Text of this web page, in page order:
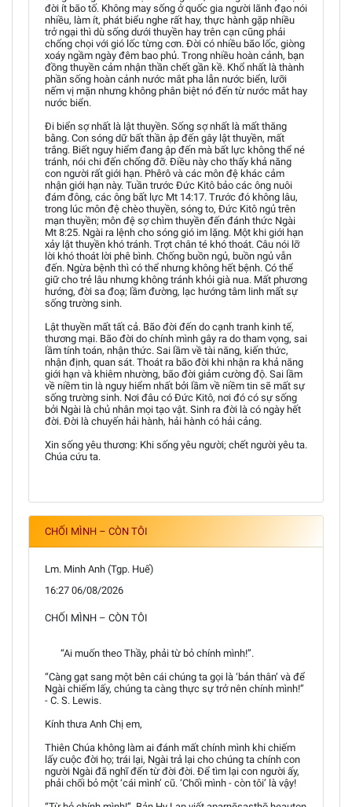
đời ít bão tố. Không may sống ở quốc gia người lãnh đạo nói
nhiều, làm ít, phát biểu nghe rất hay, thực hành gặp nhiều
trở ngại thì dù sống dưới thuyền hay trên cạn cũng phải
chống chọi với gió lốc từng cơn. Đời có nhiều bão lốc, giòng
xoáy ngầm ngày đêm bao phủ. Trong nhiều hoàn cảnh, bạn
đồng thuyền cảm nhận thần chết gần kề. Khổ nhất là thành
phần sống hoàn cảnh nước mắt pha lẫn nước biển, lưỡi
nếm vị mặn nhưng không phân biệt nó đến từ nước mắt hay
nước biển.
Đi biển sợ nhất là lật thuyền. Sống sợ nhất là mất thăng
bằng. Con sóng dữ bất thần ập đến gây lật thuyền, mất
trắng. Biết nguy hiểm đang ập đến mà bất lực không thể né
tránh, nói chi đến chống đỡ. Điều này cho thấy khả năng
con người rất giới hạn. Phêrô và các môn đệ khác cảm
nhận giới hạn này. Tuần trước Đức Kitô bảo các ông nuôi
đám đông, các ông bất lực Mt 14:17. Trước đó không lâu,
trong lúc môn đệ chèo thuyền, sóng to, Đức Kitô ngủ trên
mạn thuyền; môn đệ sợ chìm thuyền đến đánh thức Ngài
Mt 8:25. Ngài ra lệnh cho sóng gió im lặng. Một khi giới hạn
xảy lật thuyền khó tránh. Trợt chân té khó thoát. Câu nói lỡ
lời khó thoát lời phê bình. Chống buồn ngủ, buồn ngủ vẫn
đến. Ngừa bệnh thì có thể nhưng không hết bệnh. Có thể
giữ cho trẻ lâu nhưng không tránh khỏi già nua. Mất phương
hướng, đời sa đoạ; lầm đường, lạc hướng tâm linh mất sự
sống trường sinh.
Lật thuyền mất tất cả. Bão đời đến do cạnh tranh kinh tế,
thương mại. Bão đời do chính mình gây ra do tham vọng, sai
lầm tính toán, nhận thức. Sai lầm về tài năng, kiến thức,
nhận định, quan sát. Thoát ra bão đời khi nhận ra khả năng
giới hạn và khiêm nhường, bão đời giảm cường độ. Sai lầm
về niềm tin là nguy hiểm nhất bởi lầm về niềm tin sẽ mất sự
sống trường sinh. Nơi đâu có Đức Kitô, nơi đó có sự sống
bởi Ngài là chủ nhân mọi tạo vật. Sinh ra đời là có ngày hết
đời. Đời là chuyến hải hành, hải hành có hải cảng.
Xin sống yêu thương: Khi sống yêu người; chết người yêu ta.
Chúa cứu ta.
CHỐI MÌNH – CÒN TÔI
Lm. Minh Anh (Tgp. Huế)
16:27 06/08/2026
CHỐI MÌNH – CÒN TÔI
“Ai muốn theo Thầy, phải từ bỏ chính mình!”.
“Càng gạt sang một bên cái chúng ta gọi là ‘bản thân’ và để
Ngài chiếm lấy, chúng ta càng thực sự trở nên chính mình!”
- C. S. Lewis.
Kính thưa Anh Chị em,
Thiên Chúa không làm ai đánh mất chính mình khi chiếm
lấy cuộc đời họ; trái lại, Ngài trả lại cho chúng ta chính con
người Ngài đã nghĩ đến từ đời đời. Để tìm lại con người ấy,
phải chối bỏ một ‘cái mình’ cũ. ‘Chối mình - còn tôi’ là vậy!